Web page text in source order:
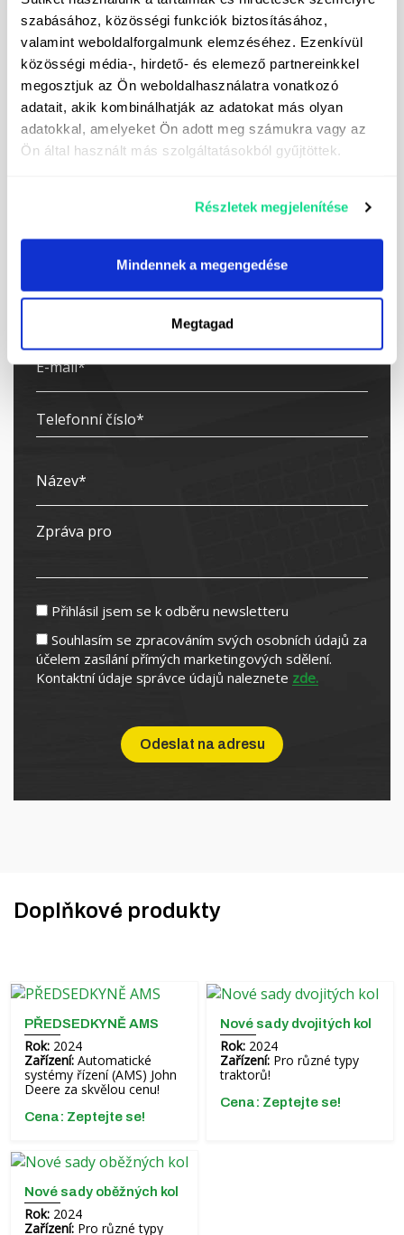
szabásához, közösségi funkciók biztosításához,
valamint weboldalforgalmunk elemzéséhez. Ezenkívül
közösségi média-, hirdető- és elemező partnereinkkel
megosztjuk az Ön weboldalhasználatra vonatkozó
adatait, akik kombinálhatják az adatokat más olyan
adatokkal, amelyeket Ön adott meg számukra vagy az
Ön által használt más szolgáltatásokból gyűjtöttek.
Részletek megjelenítése
Mindennek a megengedése
Megtagad
Použité obrázky jsou pouze informativní a nemusí vždy
odpovídat skutečné výbavě a stavu stroje, směrodatné jsou
informace v textovém popisu. Popis stroje není vyčerpávající.
Vyhrazujeme si právo na jakékoli typografické chyby, chyby a
úpravy.
Vyžádejte si naši speciální nabídku!
Přihlásil jsem se k odběru newsletteru
Souhlasím se zpracováním svých osobních údajů za
účelem zasílání přímých marketingových sdělení.
Kontaktní údaje správce údajů naleznete zde.
Doplňkové produkty
PŘEDSEDKYNĚ AMS
Rok: 2024
Zařízení: Automatické
systémy řízení (AMS) John
Deere za skvělou cenu!
Cena: Zeptejte se!
Nové sady dvojitých kol
Rok: 2024
Zařízení: Pro různé typy
traktorů!
Cena: Zeptejte se!
Nové sady oběžných kol
Rok: 2024
Zařízení: Pro různé typy